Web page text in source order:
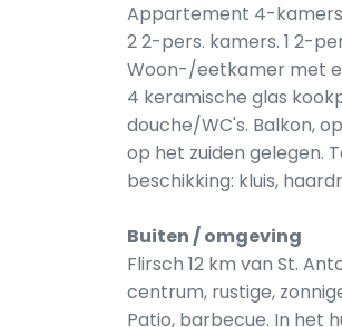
Appartement 4-kamers
2 2-pers. kamers. 1 2-
Woon-/eetkamer met
4 keramische glas
douche/WC's. Balkon,
op het zuiden gelegen.
beschikking: kluis,
Buiten / omgeving
Flirsch 12 km van St.
centrum, rustige,
Patio, barbecue. In het